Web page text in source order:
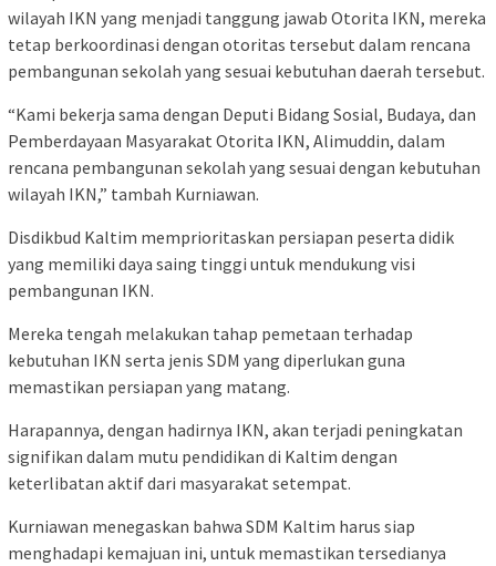
wilayah IKN yang menjadi tanggung jawab Otorita IKN, mereka
tetap berkoordinasi dengan otoritas tersebut dalam rencana
pembangunan sekolah yang sesuai kebutuhan daerah tersebut.
“Kami bekerja sama dengan Deputi Bidang Sosial, Budaya, dan
Pemberdayaan Masyarakat Otorita IKN, Alimuddin, dalam
rencana pembangunan sekolah yang sesuai dengan kebutuhan
wilayah IKN,” tambah Kurniawan.
Disdikbud Kaltim memprioritaskan persiapan peserta didik
yang memiliki daya saing tinggi untuk mendukung visi
pembangunan IKN.
Mereka tengah melakukan tahap pemetaan terhadap
kebutuhan IKN serta jenis SDM yang diperlukan guna
memastikan persiapan yang matang.
Harapannya, dengan hadirnya IKN, akan terjadi peningkatan
signifikan dalam mutu pendidikan di Kaltim dengan
keterlibatan aktif dari masyarakat setempat.
Kurniawan menegaskan bahwa SDM Kaltim harus siap
menghadapi kemajuan ini, untuk memastikan tersedianya